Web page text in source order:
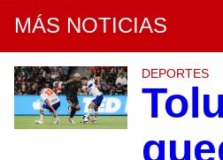
MÁS NOTICIAS
DEPORTES